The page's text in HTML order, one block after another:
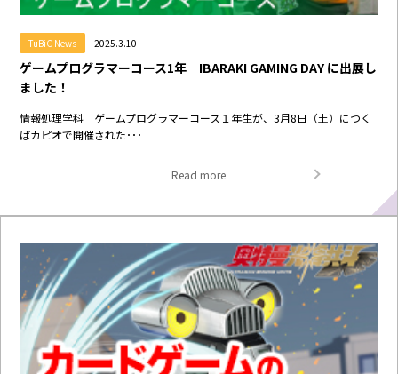
TuBiC News 2025.3.10
ゲームプログラマーコース1年 IBARAKI GAMING DAY に出展し
ました！
情報処理学科 ゲームプログラマーコース１年生が、3月8日（土）につく
ばカピオで開催された･･･
Read more